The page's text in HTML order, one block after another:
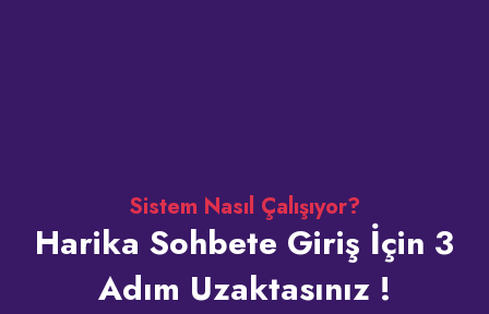
Sistem Nasıl Çalışıyor?
Harika Sohbete Giriş İçin 3
Adım Uzaktasınız !